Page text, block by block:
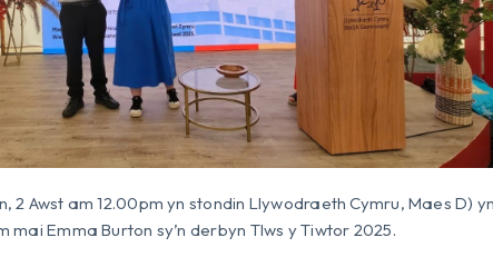
2 Awst am 12.00pm yn stondin Llywodraeth Cymru, Maes D) yn
Emma Burton sy’n derbyn Tlws y Tiwtor 2025.